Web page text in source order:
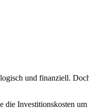
und finanziell.
die Investitionskosten um